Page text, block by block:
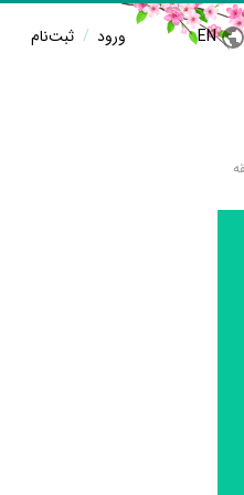
EN ورود / ثبت‌نام